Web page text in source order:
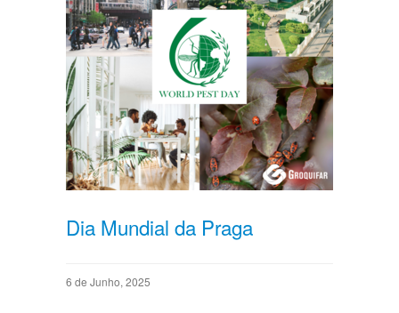
Dia Mundial da Praga
6 de Junho, 2025